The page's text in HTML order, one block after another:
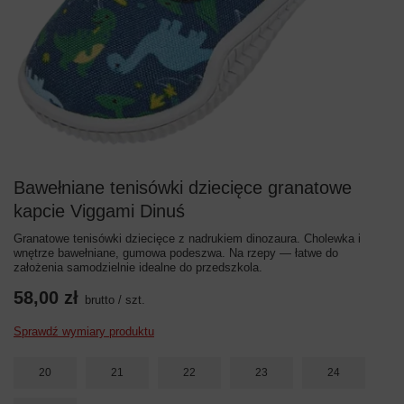
Bawełniane tenisówki dziecięce granatowe
kapcie Viggami Dinuś
Granatowe tenisówki dziecięce z nadrukiem dinozaura. Cholewka i
wnętrze bawełniane, gumowa podeszwa. Na rzepy — łatwe do
założenia samodzielnie idealne do przedszkola.
58,00 zł brutto / szt.
Sprawdź wymiary produktu
20 21 22 23 24